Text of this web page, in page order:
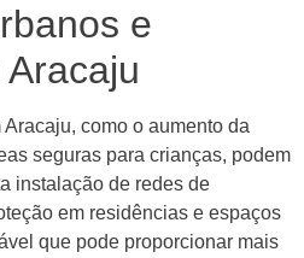
e
como o aumento da
seguras para crianças, podem
instalação de redes de
em residências e espaços
que pode proporcionar mais